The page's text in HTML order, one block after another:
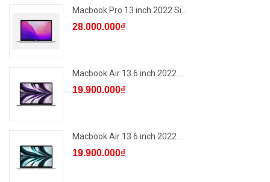
Macbook Pro 13 inch 2022 Si...
28.000.000₫
Macbook Air 13.6 inch 2022 ...
19.900.000₫
Macbook Air 13.6 inch 2022 ...
19.900.000₫